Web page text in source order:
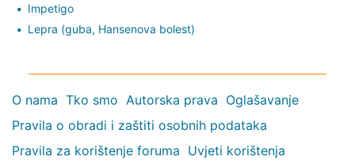
Impetigo
Lepra (guba, Hansenova bolest)
O nama Tko smo Autorska prava Oglašavanje
Pravila o obradi i zaštiti osobnih podataka
Pravila za korištenje foruma Uvjeti korištenja